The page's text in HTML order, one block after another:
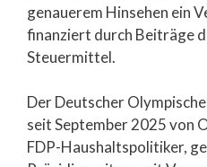
genauerem Hinsehen ein
finanziert durch Beiträge
Steuermittel.
Der Deutscher
seit September 2025 von
FDP-Haushaltspolitiker,